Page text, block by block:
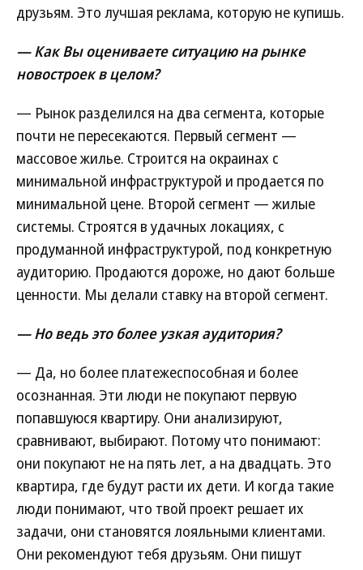
друзьям. Это лучшая реклама, которую не купишь.
— Как Вы оцениваете ситуацию на рынке
новостроек в целом?
— Рынок разделился на два сегмента, которые
почти не пересекаются. Первый сегмент —
массовое жилье. Строится на окраинах с
минимальной инфраструктурой и продается по
минимальной цене. Второй сегмент — жилые
системы. Строятся в удачных локациях, с
продуманной инфраструктурой, под конкретную
аудиторию. Продаются дороже, но дают больше
ценности. Мы делали ставку на второй сегмент.
— Но ведь это более узкая аудитория?
— Да, но более платежеспособная и более
осознанная. Эти люди не покупают первую
попавшуюся квартиру. Они анализируют,
сравнивают, выбирают. Потому что понимают:
они покупают не на пять лет, а на двадцать. Это
квартира, где будут расти их дети. И когда такие
люди понимают, что твой проект решает их
задачи, они становятся лояльными клиентами.
Они рекомендуют тебя друзьям. Они пишут